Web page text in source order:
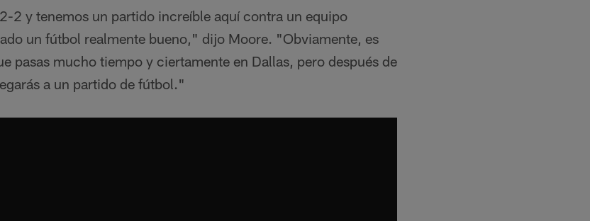
2 y tenemos un partido increíble aquí contra un equipo
un fútbol realmente bueno," dijo Moore. "Obviamente, es
pasas mucho tiempo y ciertamente en Dallas, pero después de
a un partido de fútbol."